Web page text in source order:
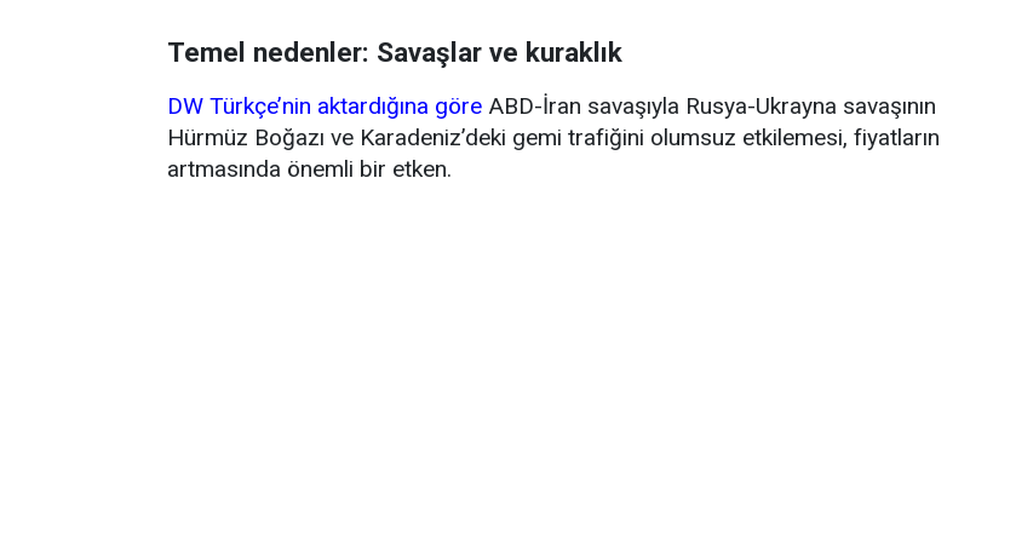
Temel nedenler: Savaşlar ve kuraklık
DW Türkçe’nin aktardığına göre ABD-İran savaşıyla Rusya-Ukrayna savaşının
Hürmüz Boğazı ve Karadeniz’deki gemi trafiğini olumsuz etkilemesi, fiyatların
artmasında önemli bir etken.